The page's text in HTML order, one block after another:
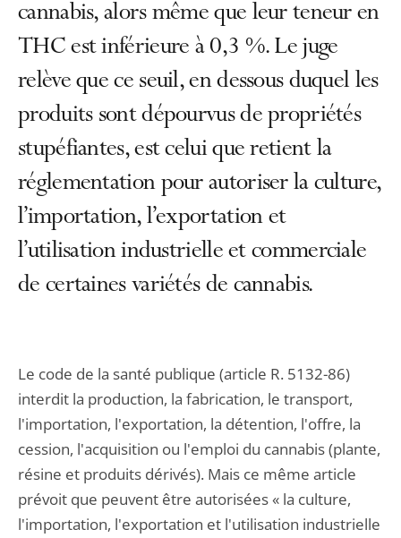
cannabis, alors même que leur teneur en
THC est inférieure à 0,3 %. Le juge
relève que ce seuil, en dessous duquel les
produits sont dépourvus de propriétés
stupéfiantes, est celui que retient la
réglementation pour autoriser la culture,
l’importation, l’exportation et
l’utilisation industrielle et commerciale
de certaines variétés de cannabis.
Le code de la santé publique (article R. 5132-86)
interdit la production, la fabrication, le transport,
l'importation, l'exportation, la détention, l'offre, la
cession, l'acquisition ou l'emploi du cannabis (plante,
résine et produits dérivés). Mais ce même article
prévoit que peuvent être autorisées « la culture,
l'importation, l'exportation et l'utilisation industrielle